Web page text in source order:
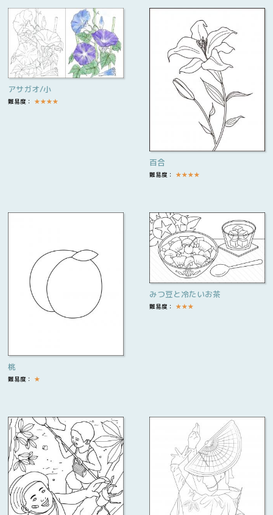
アサガオ/小
難易度： ★★★★
百合
難易度： ★★★★
桃
難易度： ★
みつ豆と冷たいお茶
難易度： ★★★